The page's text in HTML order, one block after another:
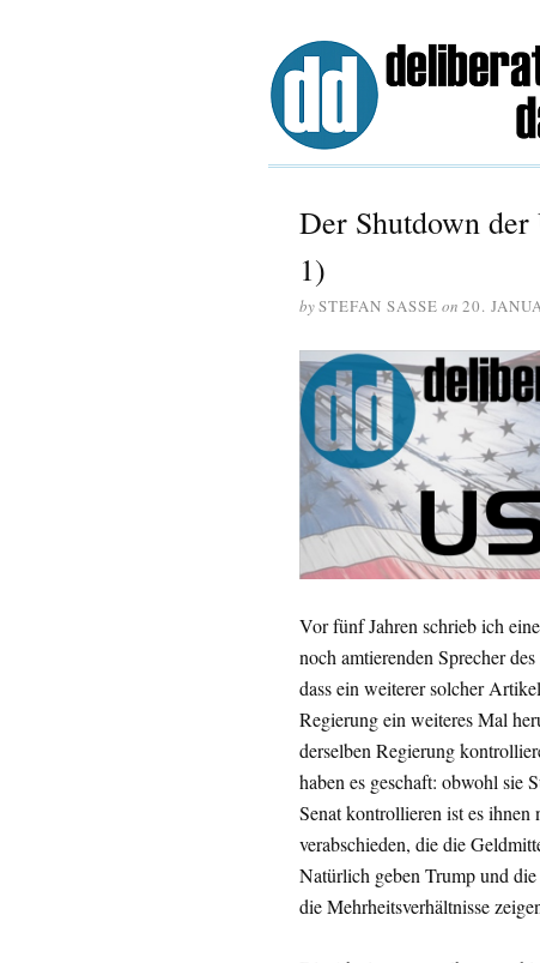
Der Shutdown
1)
bySTEFAN SASSE on 20.
Vor fünf Jahren schrieb ich
noch amtierenden Sprecher
dass ein weiterer solcher
Regierung ein weiteres Mal
derselben Regierung
haben es geschaft: obwohl sie
Senat kontrollieren ist es
verabschieden, die die
Natürlich geben Trump und die
die Mehrheitsverhältnisse